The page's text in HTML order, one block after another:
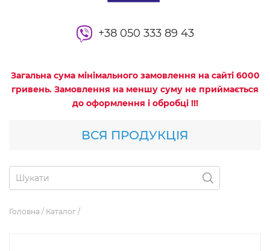
+38 050 333 89 43
Загальна сума мінімального замовлення на сайті 6000
гривень. Замовлення на меншу суму не приймається
до оформлення і обробці !!!
ВСЯ ПРОДУКЦІЯ
Головна / Каталог /